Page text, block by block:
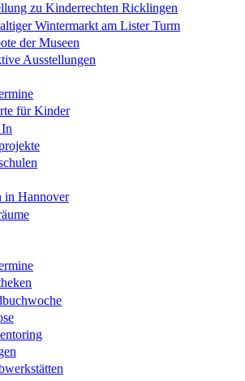
zu Kinderrechten Ricklingen
Wintermarkt am Lister Turm
der Museen
Ausstellungen
für Kinder
in Hannover